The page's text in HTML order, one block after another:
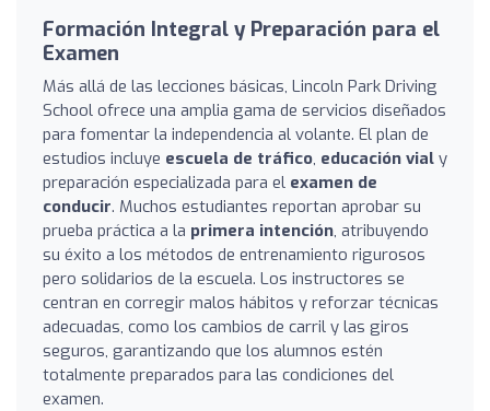
Formación Integral y Preparación para el
Examen
Más allá de las lecciones básicas, Lincoln Park Driving
School ofrece una amplia gama de servicios diseñados
para fomentar la independencia al volante. El plan de
estudios incluye escuela de tráfico, educación vial y
preparación especializada para el examen de
conducir. Muchos estudiantes reportan aprobar su
prueba práctica a la primera intención, atribuyendo
su éxito a los métodos de entrenamiento rigurosos
pero solidarios de la escuela. Los instructores se
centran en corregir malos hábitos y reforzar técnicas
adecuadas, como los cambios de carril y las giros
seguros, garantizando que los alumnos estén
totalmente preparados para las condiciones del
examen.